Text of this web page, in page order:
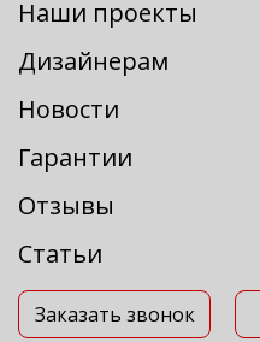
Наши проекты
Дизайнерам
Новости
Гарантии
Отзывы
Статьи
Заказать звонок